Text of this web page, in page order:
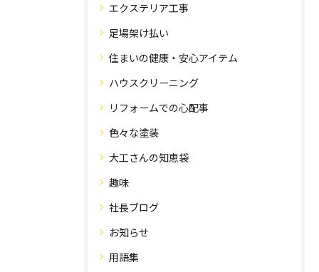
エクステリア工事
足場架け払い
住まいの健康・安心アイテム
ハウスクリーニング
リフォームでの心配事
色々な塗装
大工さんの知恵袋
趣味
社長ブログ
お知らせ
用語集